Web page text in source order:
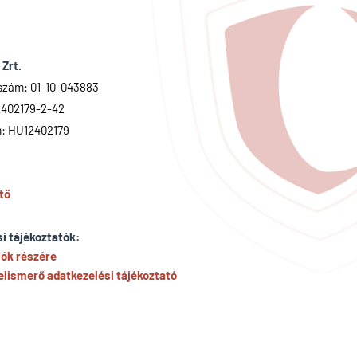
Zrt.
01-10-043883
2-42
HU12402179
tájékoztatók:
részére
adatkezelési tájékoztató